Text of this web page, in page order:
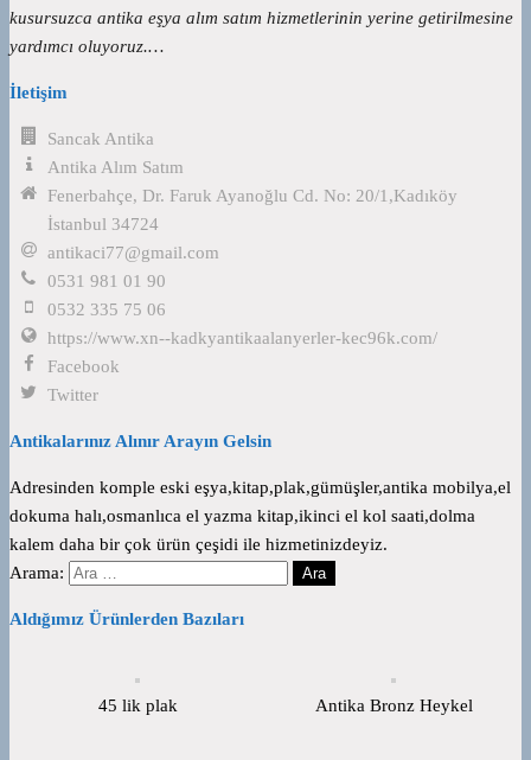
kusursuzca antika eşya alım satım hizmetlerinin yerine getirilmesine
yardımcı oluyoruz.…
İletişim
Sancak Antika
Antika Alım Satım
Fenerbahçe, Dr. Faruk Ayanoğlu Cd. No: 20/1,Kadıköy
İstanbul 34724
antikaci77@gmail.com
0531 981 01 90
0532 335 75 06
https://www.xn--kadkyantikaalanyerler-kec96k.com/
Facebook
Twitter
Antikalarınız Alınır Arayın Gelsin
Adresinden komple eski eşya,kitap,plak,gümüşler,antika mobilya,el
dokuma halı,osmanlıca el yazma kitap,ikinci el kol saati,dolma
kalem daha bir çok ürün çeşidi ile hizmetinizdeyiz.
Arama:
Aldığımız Ürünlerden Bazıları
45 lik plak Antika Bronz Heykel